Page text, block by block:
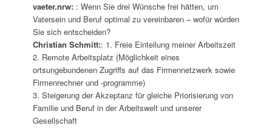
vaeter.nrw: : Wenn Sie drei Wünsche frei hätten, um
Vatersein und Beruf optimal zu vereinbaren – wofür würden
Sie sich entscheiden?
Christian Schmitt:: 1. Freie Einteilung meiner Arbeitszeit
2. Remote Arbeitsplatz (Möglichkeit eines
ortsungebundenen Zugriffs auf das Firmennetzwerk sowie
Firmenrechner und -programme)
3. Steigerung der Akzeptanz für gleiche Priorisierung von
Familie und Beruf in der Arbeitswelt und unserer
Gesellschaft